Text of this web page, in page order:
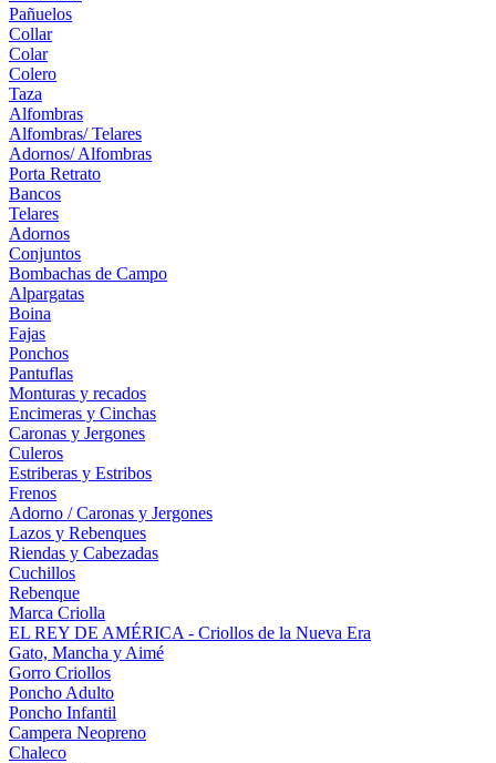
Pañuelos
Collar
Colar
Colero
Taza
Alfombras
Alfombras/ Telares
Adornos/ Alfombras
Porta Retrato
Bancos
Telares
Adornos
Conjuntos
Bombachas de Campo
Alpargatas
Boina
Fajas
Ponchos
Pantuflas
Monturas y recados
Encimeras y Cinchas
Caronas y Jergones
Culeros
Estriberas y Estribos
Frenos
Adorno / Caronas y Jergones
Lazos y Rebenques
Riendas y Cabezadas
Cuchillos
Rebenque
Marca Criolla
EL REY DE AMÉRICA - Criollos de la Nueva Era
Gato, Mancha y Aimé
Gorro Criollos
Poncho Adulto
Poncho Infantil
Campera Neopreno
Chaleco